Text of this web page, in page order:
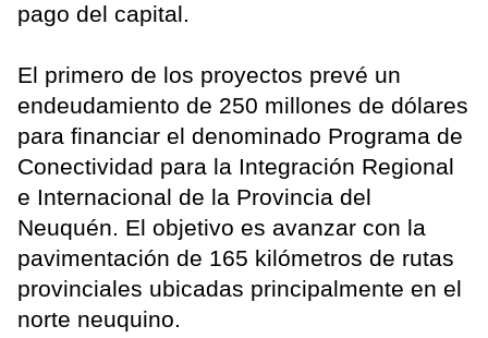
pago del capital.
El primero de los proyectos prevé un
endeudamiento de 250 millones de dólares
para financiar el denominado Programa de
Conectividad para la Integración Regional
e Internacional de la Provincia del
Neuquén. El objetivo es avanzar con la
pavimentación de 165 kilómetros de rutas
provinciales ubicadas principalmente en el
norte neuquino.